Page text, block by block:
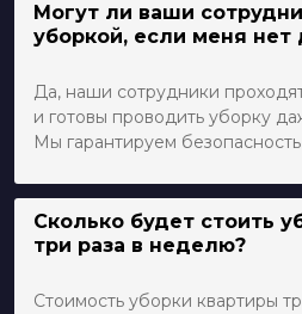
Могут ли ваши
уборкой, если меня нет
Да, наши сотрудники
и готовы проводить уборку
Мы гарантируем
Сколько будет стоить
три раза в неделю?
Стоимость уборки квартиры